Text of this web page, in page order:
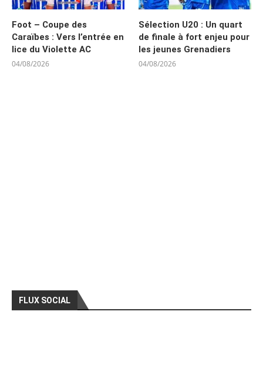
Foot – Coupe des
Caraïbes : Vers l’entrée en
lice du Violette AC
04/08/2026
Sélection U20 : Un quart
de finale à fort enjeu pour
les jeunes Grenadiers
04/08/2026
FLUX SOCIAL